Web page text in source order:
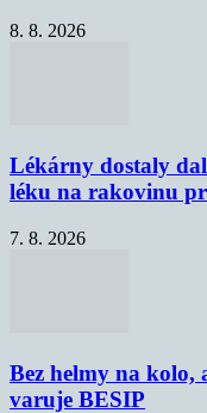
8. 8. 2026
Lékárny dostaly
léku na rakovinu
7. 8. 2026
Bez helmy na kolo,
varuje BESIP